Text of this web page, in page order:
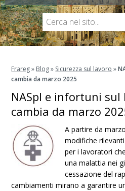
Frareg» Blog» Sicurezza sul lavoro »
cambia da marzo 2025
NASpI e infortuni sul
cambia da marzo
A partire da
modifiche
per i lavoratori
una malattia nei
cessazione del
cambiamenti mirano a garantire